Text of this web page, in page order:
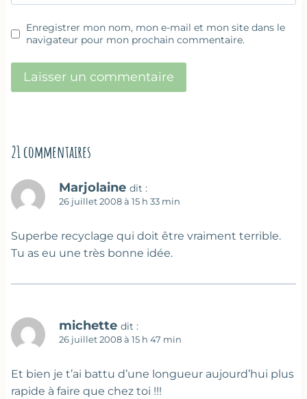
Enregistrer mon nom, mon e-mail et mon site dans le
navigateur pour mon prochain commentaire.
21 commentaires
Marjolaine dit :
26 juillet 2008 à 15 h 33 min
Superbe recyclage qui doit être vraiment terrible.
Tu as eu une très bonne idée.
michette dit :
26 juillet 2008 à 15 h 47 min
Et bien je t’ai battu d’une longueur aujourd’hui plus
rapide à faire que chez toi !!!